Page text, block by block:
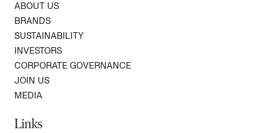
ABOUT US
BRANDS
SUSTAINABILITY
INVESTORS
CORPORATE GOVERNANCE
JOIN US
MEDIA
Links